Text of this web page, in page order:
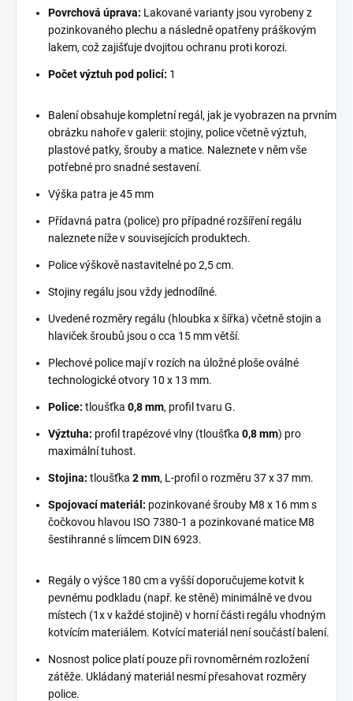
Povrchová úprava: Lakované varianty jsou vyrobeny z
pozinkovaného plechu a následně opatřeny práškovým
lakem, což zajišťuje dvojitou ochranu proti korozi.
Počet výztuh pod policí: 1
Balení obsahuje kompletní regál, jak je vyobrazen na prvním
obrázku nahoře v galerii: stojiny, police včetně výztuh,
plastové patky, šrouby a matice. Naleznete v něm vše
potřebné pro snadné sestavení.
Výška patra je 45 mm
Přídavná patra (police) pro případné rozšíření regálu
naleznete níže v souvisejících produktech.
Police výškově nastavitelné po 2,5 cm.
Stojiny regálu jsou vždy jednodílné.
Uvedené rozměry regálu (hloubka x šířka) včetně stojin a
hlaviček šroubů jsou o cca 15 mm větší.
Plechové police mají v rozích na úložné ploše oválné
technologické otvory 10 x 13 mm.
Police: tloušťka 0,8 mm, profil tvaru G.
Výztuha: profil trapézové vlny (tloušťka 0,8 mm) pro
maximální tuhost.
Stojina: tloušťka 2 mm, L-profil o rozměru 37 x 37 mm.
Spojovací materiál: pozinkované šrouby M8 x 16 mm s
čočkovou hlavou ISO 7380-1 a pozinkované matice M8
šestihranné s límcem DIN 6923.
Regály o výšce 180 cm a vyšší doporučujeme kotvit k
pevnému podkladu (např. ke stěně) minimálně ve dvou
místech (1x v každé stojině) v horní části regálu vhodným
kotvícím materiálem. Kotvící materiál není součástí balení.
Nosnost police platí pouze při rovnoměrném rozložení
zátěže. Ukládaný materiál nesmí přesahovat rozměry
police.